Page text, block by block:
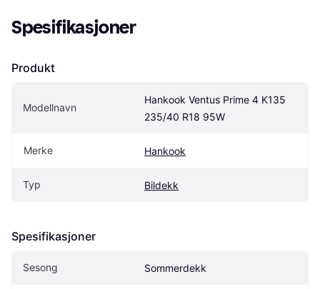
Spesifikasjoner
Produkt
Modellnavn
Hankook Ventus Prime 4 K135
235/40 R18 95W
Merke Hankook
Typ Bildekk
Spesifikasjoner
Sesong Sommerdekk